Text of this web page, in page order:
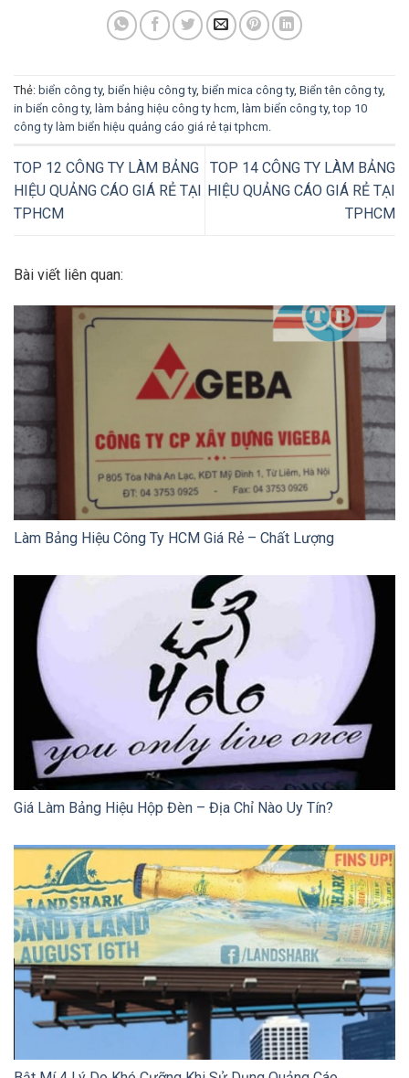
Thẻ: biển công ty, biển hiệu công ty, biển mica công ty, Biển tên công ty,
in biển công ty, làm bảng hiệu công ty hcm làm biển công ty,top 10
công ty làm biển hiệu quảng cáo giá rẻ tại tphcm
TOP 12 CÔNG TY LÀM BẢNG
HIỆU QUẢNG CÁO GIÁ RẺ TẠI
TPHCM
TOP 14 CÔNG TY LÀM BẢNG
HIỆU QUẢNG CÁO GIÁ RẺ TẠI
TPHCM
Bài viết liên quan:
Làm Bảng Hiệu Công Ty HCM Giá Rẻ – Chất Lượng
Giá Làm Bảng Hiệu Hộp Đèn – Địa Chỉ Nào Uy Tín?